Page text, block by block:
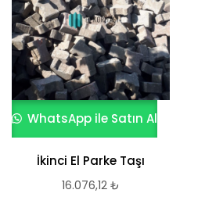
WhatsApp ile Satın Al
İkinci El Parke Taşı
16.076,12 ₺